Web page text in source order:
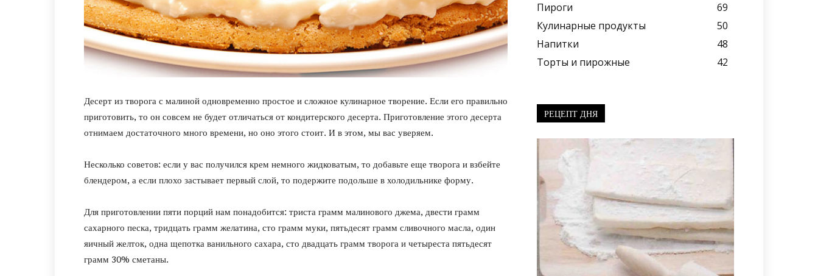
+
Десерт из творога с малиной одновременно простое и сложное кулинарное творение. Если его правильно
приготовить, то он совсем не будет отличаться от кондитерского десерта. Приготовление этого десерта
отнимаем достаточного много времени, но оно этого стоит. И в этом, мы вас уверяем.
Несколько советов: если у вас получился крем немного жидковатым, то добавьте еще творога и взбейте
блендером, а если плохо застывает первый слой, то подержите подольше в холодильнике форму.
Для приготовлении пяти порций нам понадобится: триста грамм малинового джема, двести грамм
сахарного песка, тридцать грамм желатина, сто грамм муки, пятьдесят грамм сливочного масла, один
яичный желток, одна щепотка ванильного сахара, сто двадцать грамм творога и четыреста пятьдесят
грамм 30% сметаны.
Пироги
69
Кулинарные продукты
50
Напитки
48
Торты и пирожные
42
РЕЦЕПТ ДНЯ